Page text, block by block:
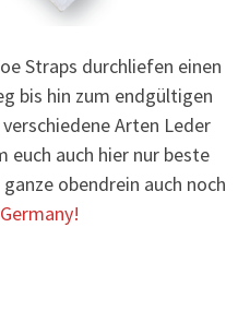
Straps durchliefen einen
bis hin zum endgültigen
Arten Leder
auch hier nur beste
obendrein auch noch